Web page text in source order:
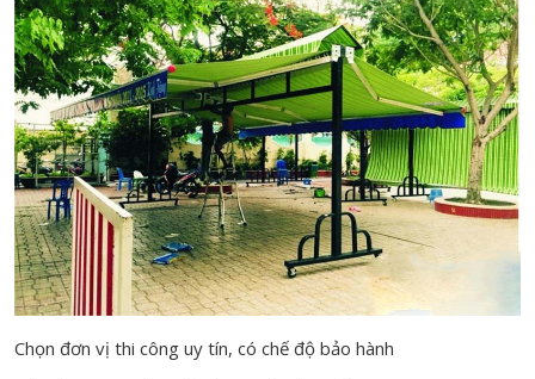
Chọn đơn vị thi công uy tín, có chế độ bảo hành